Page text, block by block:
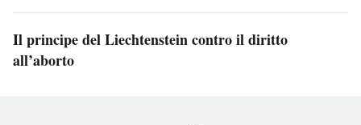
Il principe del Liechtenstein contro il diritto
all’aborto